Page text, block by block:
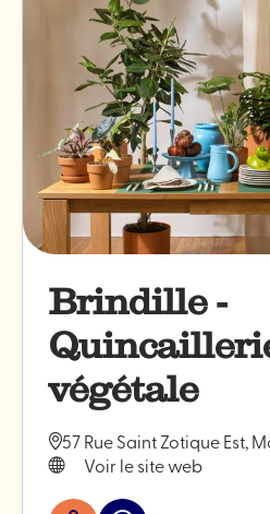
Brindille -
végétale
57 Rue Saint Zotique Est,
Voir le site web